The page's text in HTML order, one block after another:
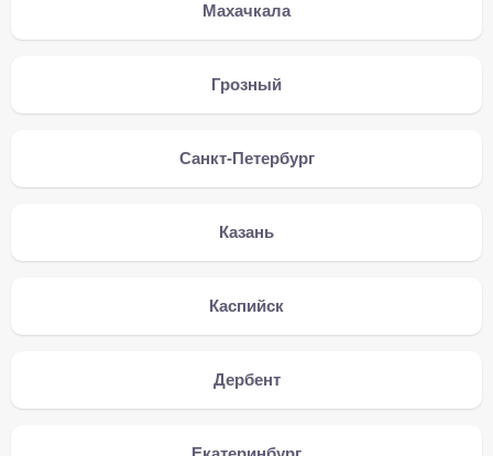
Махачкала
Грозный
Санкт-Петербург
Казань
Каспийск
Дербент